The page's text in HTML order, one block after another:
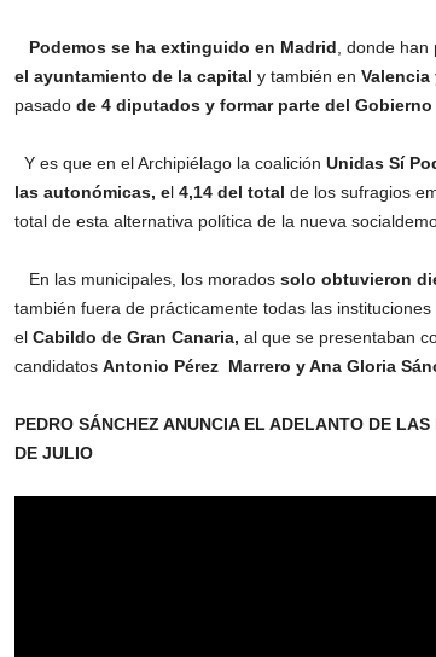
Podemos se ha extinguido en Madrid , donde
el ayuntamiento de la capital y también en Valencia
pasado de 4 diputados y formar parte del
Y es que en el Archipiélago la coalición Unidas Sí
las autonómicas, el 4,14 del total de los sufragios
total de esta alternativa política de la nueva
En las municipales, los morados solo obtuvieron
también fuera de prácticamente todas las
el Cabildo de Gran Canaria, al que se presentaban
candidatos Antonio Pérez Marrero y Ana Gloria
PEDRO SÁNCHEZ ANUNCIA EL ADELANTO DE
DE JULIO